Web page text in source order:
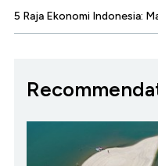
5 Raja Ekonomi Indonesia: